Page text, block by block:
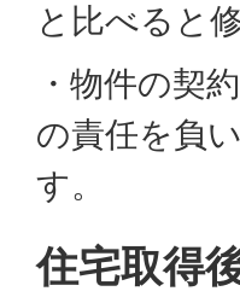
と比べると
・物件の契
の責任を負
す。
住宅取得